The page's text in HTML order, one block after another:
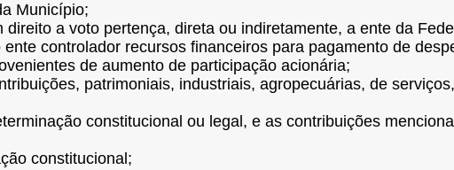
Município;
a voto pertença, direta ou indiretamente, a ente da
controlador recursos financeiros para pagamento de
de aumento de participação acionária;
patrimoniais, industriais, agropecuárias, de
constitucional ou legal, e as contribuições
constitucional;